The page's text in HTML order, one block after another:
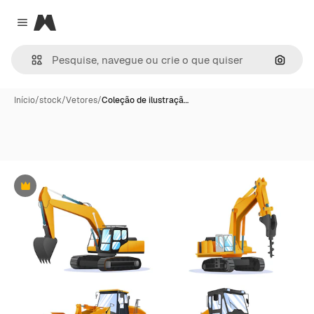
Close menu
Magnific
Início/stock/Vetores/Coleção de ilustraçã…
Premium